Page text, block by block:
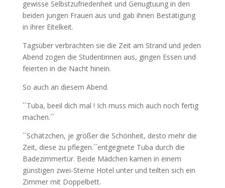
gewisse Selbstzufriedenheit und Genugtuung in den
beiden jungen Frauen aus und gab ihnen Bestätigung
in ihrer Eitelkeit.
Tagsüber verbrachten sie die Zeit am Strand und jeden
Abend zogen die Studentinnen aus, gingen Essen und
feierten in die Nacht hinein.
So auch an diesem Abend.
´´Tuba, beeil dich mal ! Ich muss mich auch noch fertig
machen.´´
´´Schätzchen, je größer die Schönheit, desto mehr die
Zeit, diese zu pflegen.´´entgegnete Tuba durch die
Badezimmertür. Beide Mädchen kamen in einem
günstigen zwei-Sterne Hotel unter und teilten sich ein
Zimmer mit Doppelbett.